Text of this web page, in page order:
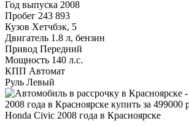
Год выпуска 2008
Пробег 243 893
Кузов Хетчбэк, 5
Двигатель 1.8 л, бензин
Привод Передний
Мощность 140 л.с.
КПП Автомат
Руль Левый